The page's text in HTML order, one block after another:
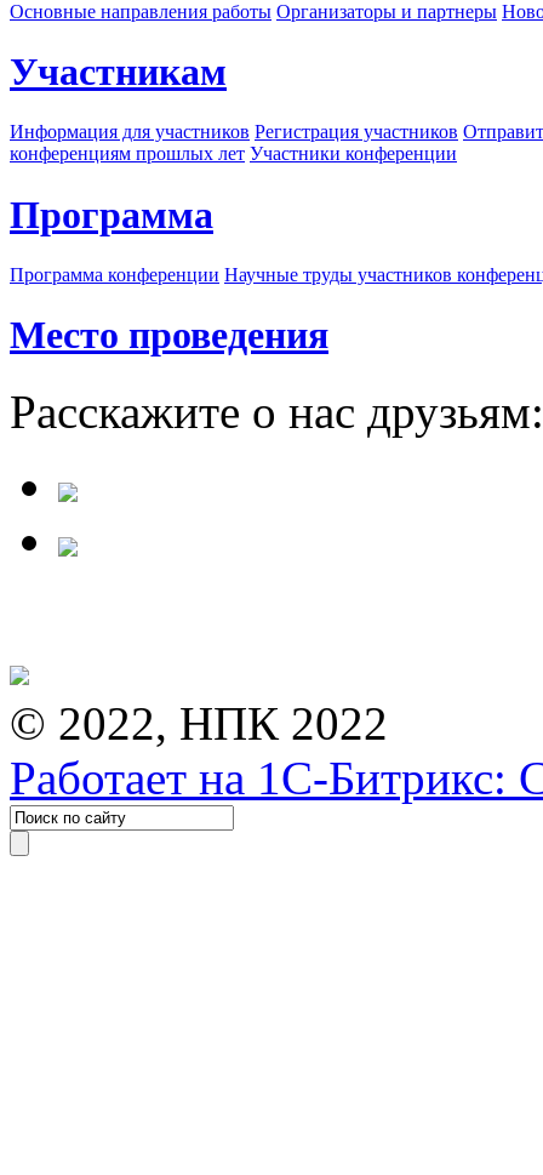
Основные направления работы Организаторы и партнеры
Участникам
Информация для участников Регистрация участников
конференциям прошлых лет Участники конференции
Программа
Программа конференции Научные труды участников
Место проведения
Расскажите о нас друзьям:
© 2022, НПК 2022
Работает на 1С-Битрикс: